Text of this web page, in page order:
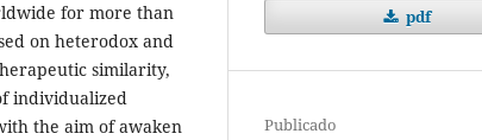
for more than
on heterodox and
similarity,
individualized
the aim of awaken
pdf
Publicado